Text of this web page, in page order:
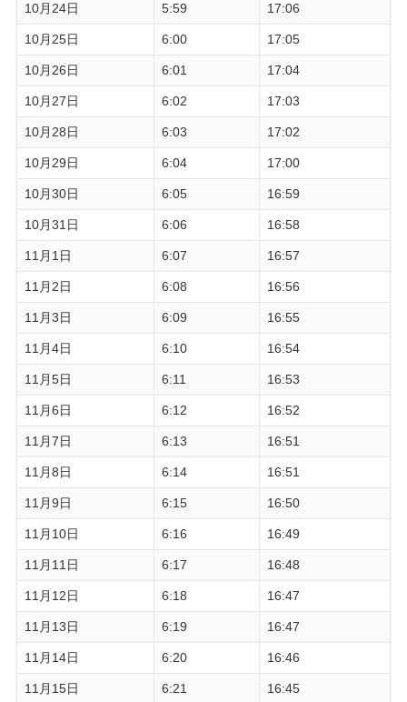
10月24日 5:59 17:06
10月25日 6:00 17:05
10月26日 6:01 17:04
10月27日 6:02 17:03
10月28日 6:03 17:02
10月29日 6:04 17:00
10月30日 6:05 16:59
10月31日 6:06 16:58
11月1日 6:07 16:57
11月2日 6:08 16:56
11月3日 6:09 16:55
11月4日 6:10 16:54
11月5日 6:11 16:53
11月6日 6:12 16:52
11月7日 6:13 16:51
11月8日 6:14 16:51
11月9日 6:15 16:50
11月10日 6:16 16:49
11月11日 6:17 16:48
11月12日 6:18 16:47
11月13日 6:19 16:47
11月14日 6:20 16:46
11月15日 6:21 16:45